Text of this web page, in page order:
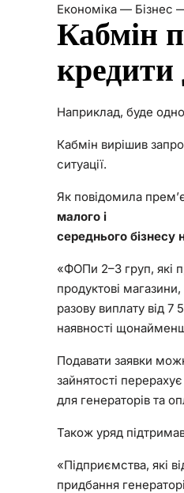
Економіка — Бізнес
Кабмін
кредити
Наприклад, буде
Кабмін вирішив
ситуації.
Як повідомила
малого і
середнього бізнесу
«ФОПи 2–3 груп, які
продуктові
разову виплату від 7
наявності
Подавати заявки
зайнятості
для генераторів та
Також уряд
«Підприємства, які
придбання